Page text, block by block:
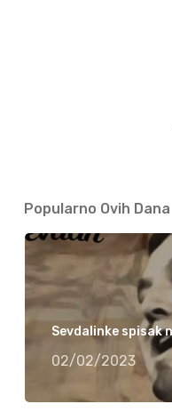
Popularno Ovih Dana
Sevdalinke spisak
02/02/2023